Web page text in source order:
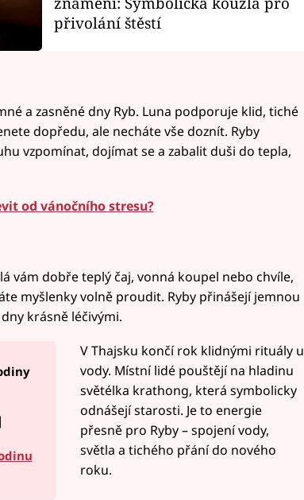
přivolání štěstí
a zasněné dny Ryb. Luna podporuje klid, tiché
dopředu, ale necháte vše doznít. Ryby
vzpomínat, dojímat se a zabalit duši do tepla,
od vánočního stresu?
vám dobře teplý čaj, vonná koupel nebo chvíle,
myšlenky volně proudit. Ryby přinášejí jemnou
krásně léčivými.
V Thajsku končí rok klidnými rituály u
vody. Místní lidé pouštějí na hladinu
světélka krathong, která symbolicky
odnášejí starosti. Je to energie
přesně pro Ryby – spojení vody,
světla a tichého přání do nového
roku.